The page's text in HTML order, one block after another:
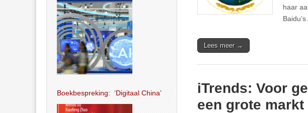
haar
Lees meer →
iTrends: Voor
een grote
Boekbespreking: ‘Digitaal China’